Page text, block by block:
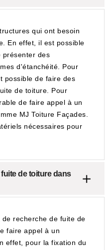
qui ont besoin
En effet, il est possible
présenter des
d'étanchéité. Pour
possible de faire des
de toiture. Pour
de faire appel à un
MJ Toiture Façades.
nécessaires pour
de toiture dans
recherche de fuite de
faire appel à un
effet, pour la fixation du